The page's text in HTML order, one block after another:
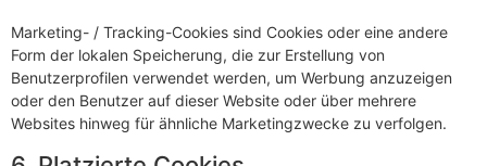
Marketing- / Tracking-Cookies sind Cookies oder eine andere
Form der lokalen Speicherung, die zur Erstellung von
Benutzerprofilen verwendet werden, um Werbung anzuzeigen
oder den Benutzer auf dieser Website oder über mehrere
Websites hinweg für ähnliche Marketingzwecke zu verfolgen.